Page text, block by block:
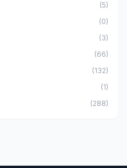
(5)
(0)
(3)
(66)
(132)
(1)
(288)